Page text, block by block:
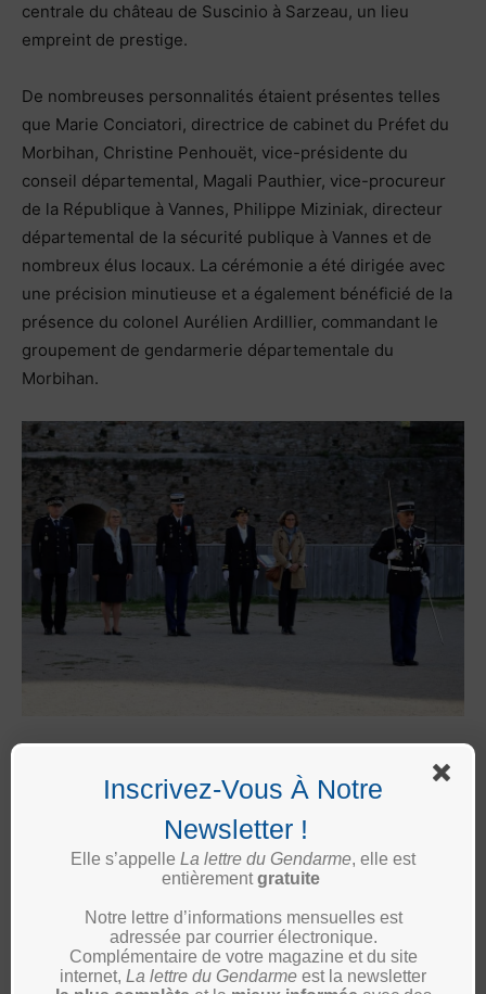
centrale du château de Suscinio à Sarzeau, un lieu
empreint de prestige.
De nombreuses personnalités étaient présentes telles
que Marie Conciatori, directrice de cabinet du Préfet du
Morbihan, Christine Penhouët, vice-présidente du
conseil départemental, Magali Pauthier, vice-procureur
de la République à Vannes, Philippe Miziniak, directeur
départemental de la sécurité publique à Vannes et de
nombreux élus locaux. La cérémonie a été dirigée avec
une précision minutieuse et a également bénéficié de la
présence du colonel Aurélien Ardillier, commandant le
groupement de gendarmerie départementale du
Morbihan.
Inscrivez-Vous À Notre
Newsletter !
Elle s’appelle La lettre du Gendarme, elle est
entièrementgratuite
Notre lettre d’informations mensuelles est
adressée par courrier électronique.
Complémentaire de votre magazine et du site
internet, La lettre du Gendarme est la newsletter